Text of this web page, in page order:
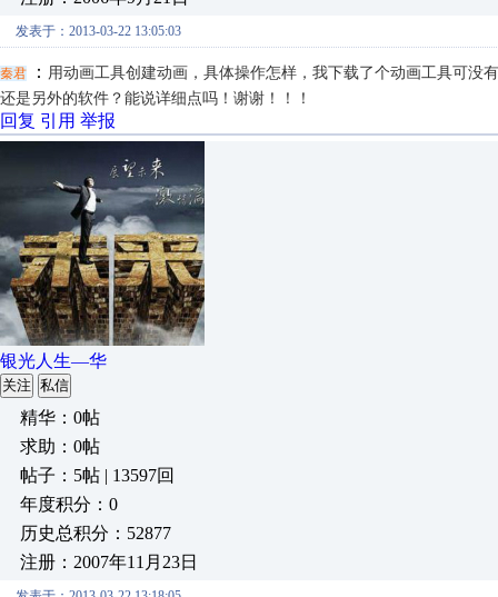
发表于：2013-03-22 13:05:03
秦君 ： 用动画工具创建动画，具体操作怎样，我下载了个动画工具可没
还是另外的软件？能说详细点吗！谢谢！！！
回复 引用 举报
银光人生—华
关注 私信
精华：0帖
求助：0帖
帖子：5帖 | 13597回
年度积分：0
历史总积分：52877
注册：2007年11月23日